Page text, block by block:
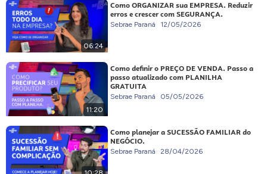
06:24
Como ORGANIZAR sua EMPRESA. Reduzir
erros e crescer com SEGURANÇA.
Sebrae Paraná 12/05/2026
11:20
Como definir o PREÇO DE VENDA. Passo a
passo atualizado com PLANILHA
GRATUITA
Sebrae Paraná 05/05/2026
Como planejar a SUCESSÃO FAMILIAR do
NEGÓCIO.
Sebrae Paraná 28/04/2026